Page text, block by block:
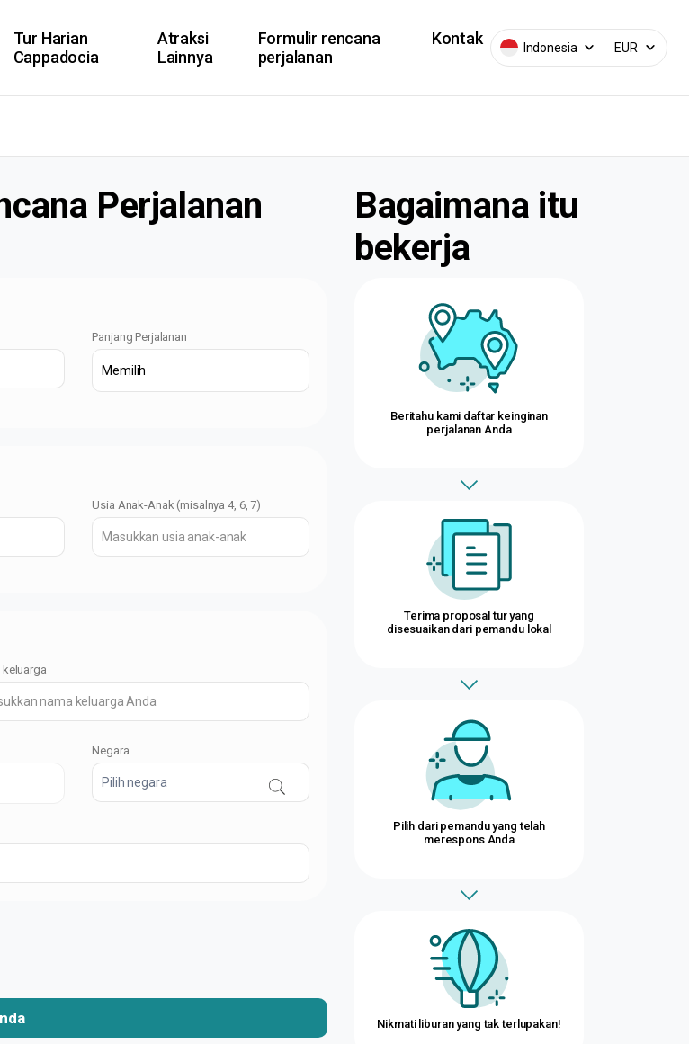
Tur Harian
Cappadocia
Atraksi
Lainnya
Formulir rencana
perjalanan
Kontak Indonesia EUR
Perjalanan
Panjang Perjalanan
Usia Anak-Anak (misalnya 4, 6, 7)
keluarga
Negara
Bagaimana itu
bekerja
Beritahu kami daftar keinginan
perjalanan Anda
Terima proposal tur yang
disesuaikan dari pemandu lokal
Pilih dari pemandu yang telah
merespons Anda
Nikmati liburan yang tak terlupakan!